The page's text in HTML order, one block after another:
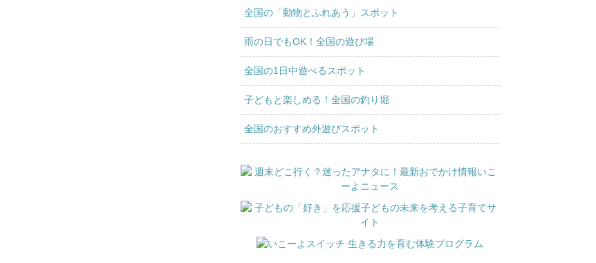
全国の「動物とふれあう」スポット
雨の日でもOK！全国の遊び場
全国の1日中遊べるスポット
子どもと楽しめる！全国の釣り堀
全国のおすすめ外遊びスポット